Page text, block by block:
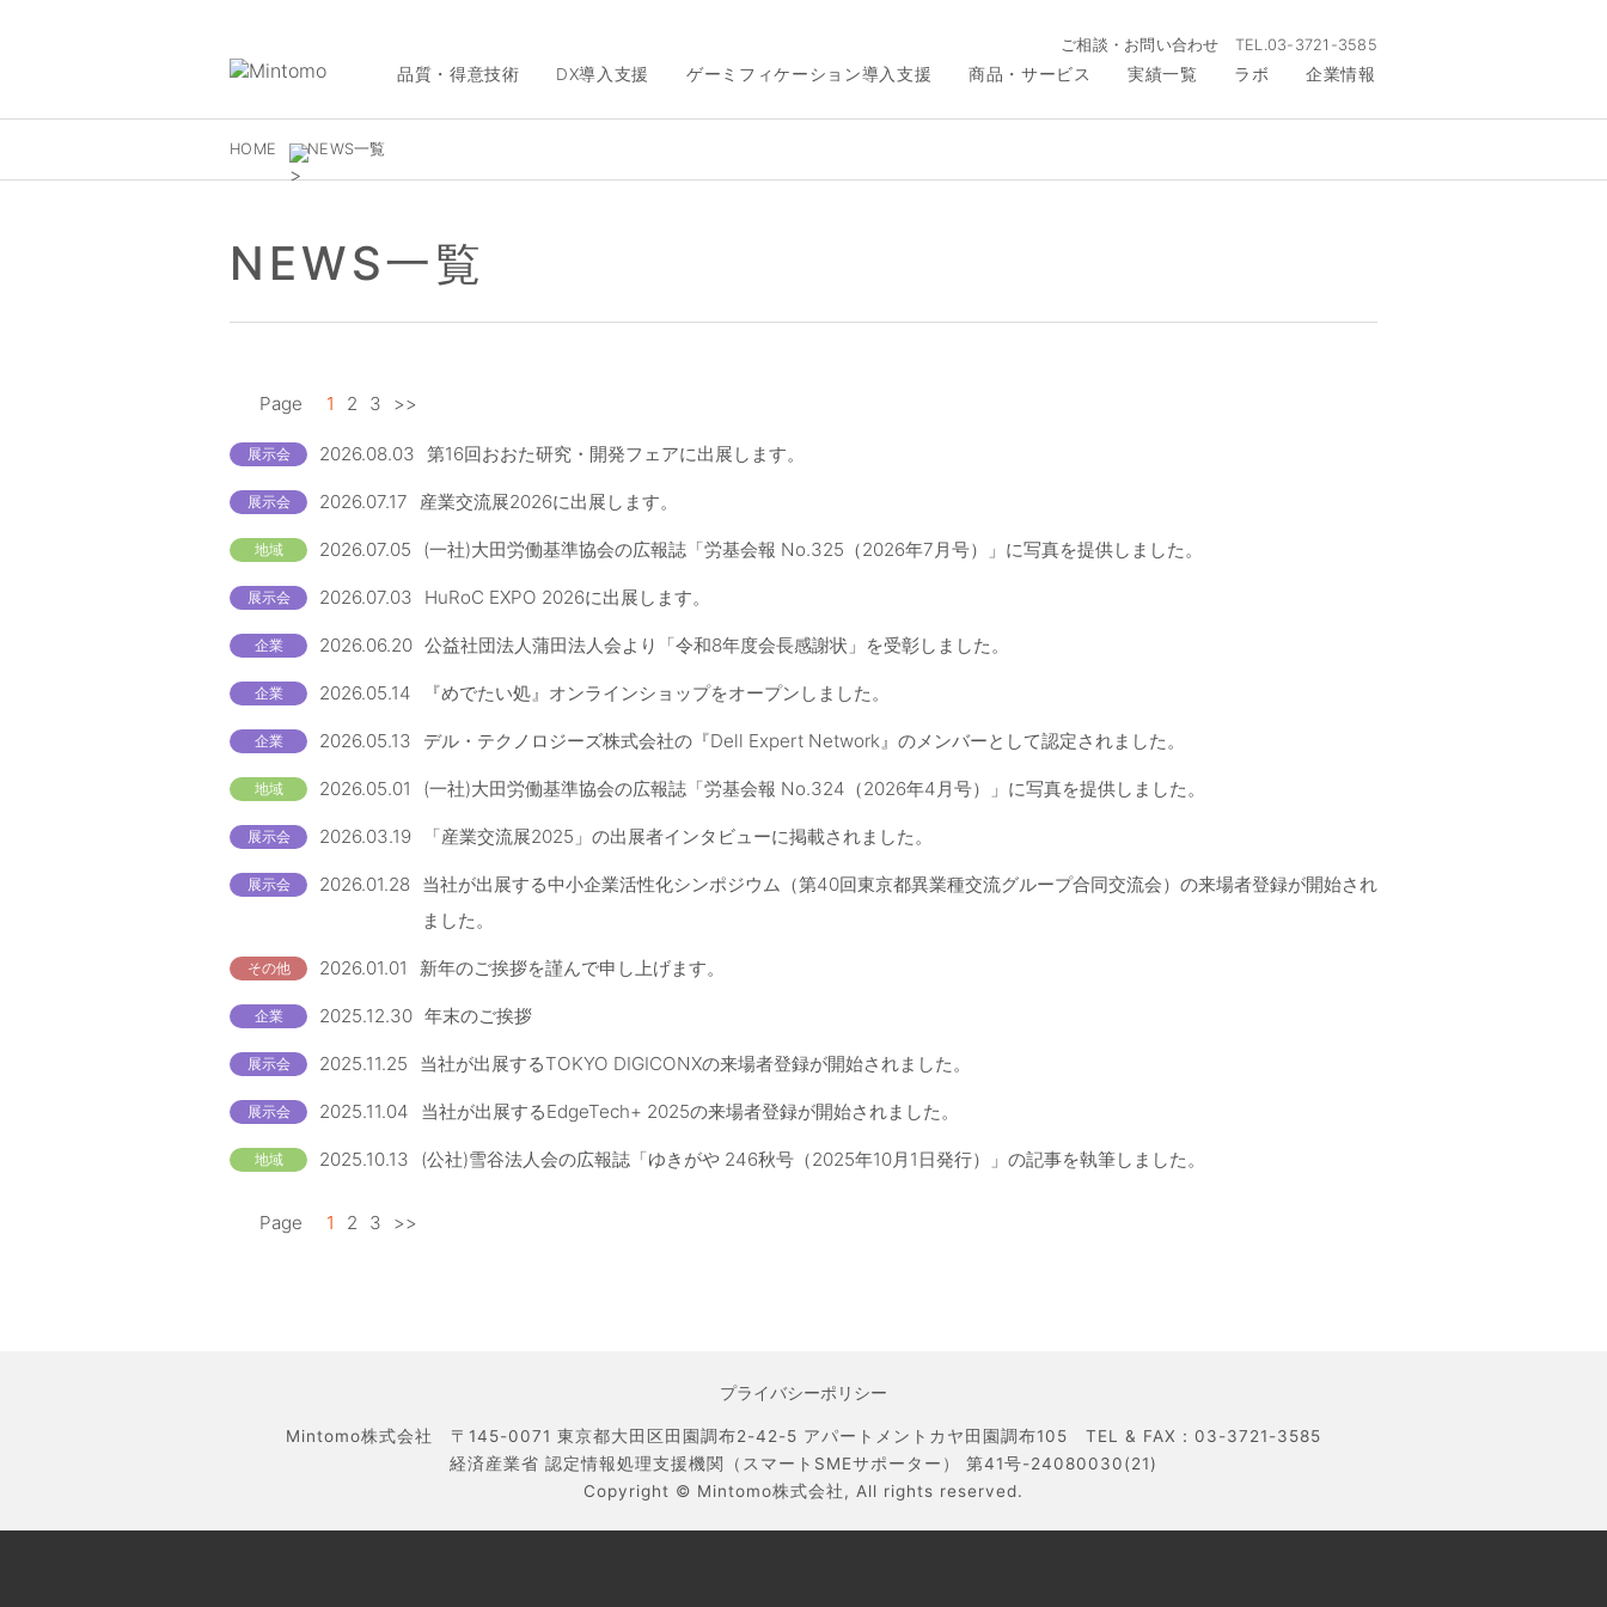
ご相談・お問い合わせ TEL.03-3721-3585
品質・得意技術 DX導入支援 ゲーミフィケーション導入支援 商品・サービス 実績一覧 ラボ 企業情報
HOME NEWS一覧
NEWS一覧
Page 1 2 3 >>
展示会 2026.08.03 第16回おおた研究・開発フェアに出展します。
展示会 2026.07.17 産業交流展2026に出展します。
地域 2026.07.05 (一社)大田労働基準協会の広報誌「労基会報 No.325（2026年7月号）」に写真を提供しました。
展示会 2026.07.03 HuRoC EXPO 2026に出展します。
企業 2026.06.20 公益社団法人蒲田法人会より「令和8年度会長感謝状」を受彰しました。
企業 2026.05.14 『めでたい処』オンラインショップをオープンしました。
企業 2026.05.13 デル・テクノロジーズ株式会社の『Dell Expert Network』のメンバーとして認定されました。
地域 2026.05.01 (一社)大田労働基準協会の広報誌「労基会報 No.324（2026年4月号）」に写真を提供しました。
展示会 2026.03.19 「産業交流展2025」の出展者インタビューに掲載されました。
展示会 2026.01.28 当社が出展する中小企業活性化シンポジウム（第40回東京都異業種交流グループ合同交流会）の来場者登録が開始され
ました。
その他 2026.01.01 新年のご挨拶を謹んで申し上げます。
企業 2025.12.30 年末のご挨拶
展示会 2025.11.25 当社が出展するTOKYO DIGICONXの来場者登録が開始されました。
展示会 2025.11.04 当社が出展するEdgeTech+ 2025の来場者登録が開始されました。
地域 2025.10.13 (公社)雪谷法人会の広報誌「ゆきがや 246秋号（2025年10月1日発行）」の記事を執筆しました。
Page 1 2 3 >>
プライバシーポリシー
Mintomo株式会社 〒145-0071 東京都大田区田園調布2-42-5 アパートメントカヤ田園調布105 TEL & FAX：03-3721-3585
経済産業省 認定情報処理支援機関（スマートSMEサポーター） 第41号-24080030(21)
Copyright © Mintomo株式会社, All rights reserved.